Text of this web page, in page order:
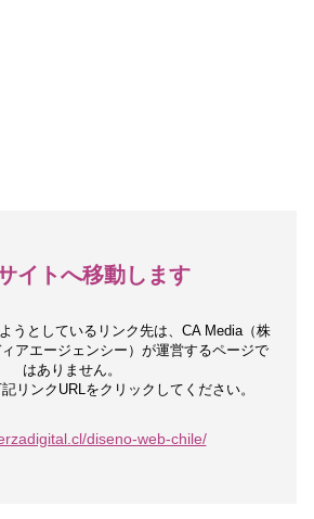
イトへ移動します
うとしているリンク先は、 CA Media（株
アエージェンシー）が運営するページで
はありません。
リンクURLをクリックしてください。
diseno-web-chile/